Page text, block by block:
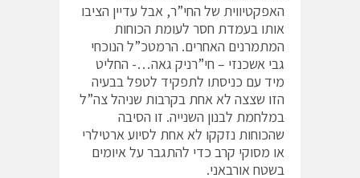
האפקטיווית של החי”ר, אבל עדיין הציבו
אותו בעמדת חסר לעומת הכוחות
המתמרנים האחרים. הרמטכ”ל הנוכחי
גבי אשכנזי – חי”רניק גאה…- החליט
מיד עם כניסתו לתפקיד לטפל בבעיה
הזו שצצה לא אחת בקרבות שניהל צה”ל
במלחמת לבנון השנייה. זו הסיבה
שהכוחות נזקקו לא אחת לסיוע ארטילרי
או מסוקי קרב כדי להתגבר על איומים
בשטח אורבאני.